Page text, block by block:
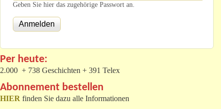
Geben Sie hier das zugehörige Passwort an.
Per heute:
2.000 + 738 Geschichten + 391 Telex
Abonnement bestellen
HIER finden Sie dazu alle Informationen